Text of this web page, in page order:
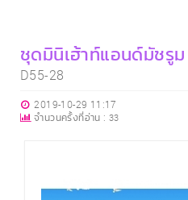
ชุดมินิเฮ้าท์แอนด์มัชรูม
D55-28
2019-10-29 11:17
จำนวนครั้งที่อ่าน : 33